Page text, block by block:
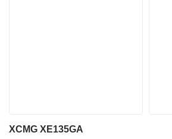
XCMG XE135GA